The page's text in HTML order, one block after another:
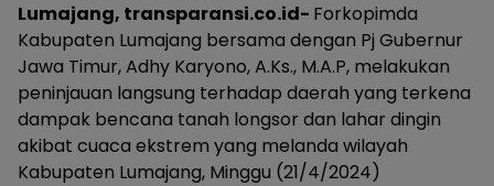
Lumajang, transparansi.co.id- Forkopimda
Kabupaten Lumajang bersama dengan Pj Gubernur
Jawa Timur, Adhy Karyono, A.Ks., M.A.P, melakukan
peninjauan langsung terhadap daerah yang terkena
dampak bencana tanah longsor dan lahar dingin
akibat cuaca ekstrem yang melanda wilayah
Kabupaten Lumajang, Minggu (21/4/2024)